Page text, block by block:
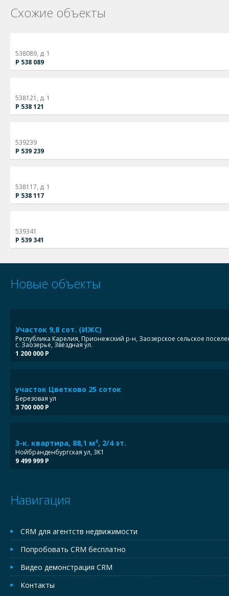
Схожие объекты
538089, д. 1
Р 538 089
538121, д. 1
Р 538 121
539239
Р 539 239
538117, д. 1
Р 538 117
539341
Р 539 341
Новые объекты
Участок 9,8 сот. (ИЖС)
Республика Карелия, Прионежский р-н, Заозерское сельское
с. Заозерье, Звёздная ул.
1 200 000 Р
участок Цветково 25 соток
Березовая ул
3 700 000 Р
3-к. квартира, 88,1 м², 2/4 эт.
Нойбранденбургская ул, 3К1
9 499 999 Р
Навигация
CRM для агентств недвижимости
Попробовать CRM бесплатно
Видео демонстрация CRM
Контакты